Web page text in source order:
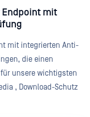
mit
mit integrierten Anti-
die einen
unsere wichtigsten
, Download-Schutz